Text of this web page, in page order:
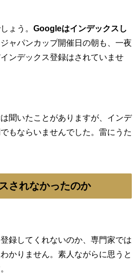
ょう。 Googleはインデックスし
ジャパンカップ開催日の朝も、一夜
ンデックス登録はされていませ
聞いたことがありますが、インデ
もならいませんでした。雷にうた
されなかったのか
録してくれないのか、専門家では
かりません。素人ながらに思うと